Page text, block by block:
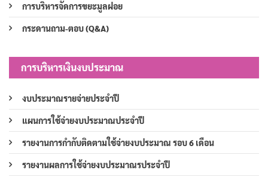
การบริหารจัดการขยะมูลฝอย
กระดานถาม-ตอบ (Q&A)
การบริหารเงินงบประมาณ
งบประมาณรายจ่ายประจำปี
แผนการใช้จ่ายงบประมาณประจำปี
รายงานการกำกับติดตามใช้จ่ายงบประมาณ รอบ 6 เดือน
รายงานผลการใช้จ่ายงบประมาณรประจำปี